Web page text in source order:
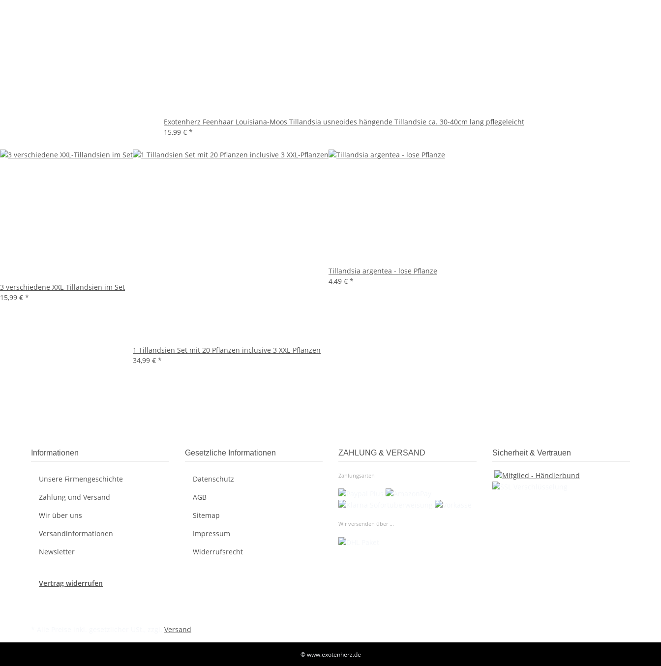
Exotenherz Feenhaar Louisiana-Moos Tillandsia usneoides hängende Tillandsie ca. 30-40cm lang pflegeleicht
15,99 € *
3 verschiedene XXL-Tillandsien im Set
15,99 € *
1 Tillandsien Set mit 20 Pflanzen inclusive 3 XXL-Pflanzen
34,99 € *
Tillandsia argentea - lose Pflanze
4,49 € *
Informationen
Unsere Firmengeschichte
Zahlung und Versand
Wir über uns
Versandinformationen
Newsletter
Gesetzliche Informationen
Datenschutz
AGB
Sitemap
Impressum
Widerrufsrecht
ZAHLUNG & VERSAND
Zahlungsarten
Wir versenden über ...
Sicherheit & Vertrauen
Vertrag widerrufen
Versand
© www.exotenherz.de